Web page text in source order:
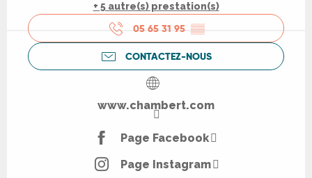
+ 5 autre(s) prestation(s)
05 65 31 95 ▒▒
CONTACTEZ-NOUS
www.chambert.com
Page Facebook
Page Instagram